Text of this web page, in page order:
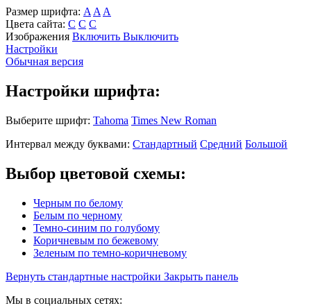
Размер шрифта: A A A
Цвета сайта: С С С
Изображения Включить Выключить
Настройки
Обычная версия
Настройки шрифта:
Выберите шрифт: Tahoma Times New Roman
Интервал между буквами: Стандартный Средний Большой
Выбор цветовой схемы:
Черным по белому
Белым по черному
Темно-синим по голубому
Коричневым по бежевому
Зеленым по темно-коричневому
Вернуть стандартные настройки Закрыть панель
Мы в социальных сетях: